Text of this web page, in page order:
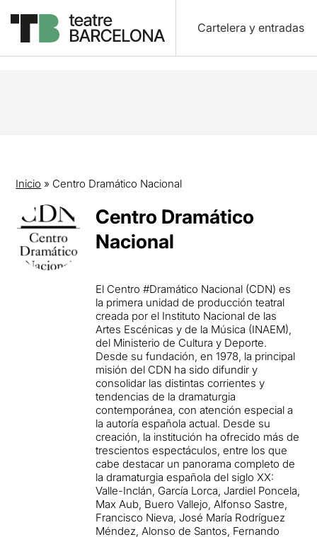
Cartelera y entradas
Inicio » Centro Dramático Nacional
Centro Dramático
Nacional
El Centro #Dramático Nacional (CDN) es
la primera unidad de producción teatral
creada por el Instituto Nacional de las
Artes Escénicas y de la Música (INAEM),
del Ministerio de Cultura y Deporte.
Desde su fundación, en 1978, la principal
misión del CDN ha sido difundir y
consolidar las distintas corrientes y
tendencias de la dramaturgia
contemporánea, con atención especial a
la autoría española actual. Desde su
creación, la institución ha ofrecido más de
trescientos espectáculos, entre los que
cabe destacar un panorama completo de
la dramaturgia española del siglo XX:
Valle-Inclán, García Lorca, Jardiel Poncela,
Max Aub, Buero Vallejo, Alfonso Sastre,
Francisco Nieva, José María Rodríguez
Méndez, Alonso de Santos, Fernando